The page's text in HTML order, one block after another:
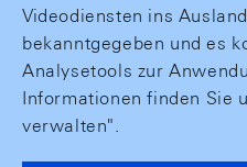
Videodiensten ins
bekanntgegeben und es
Analysetools zur
Informationen finden Sie
verwalten".